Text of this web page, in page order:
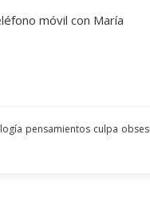
móvil con María
pensamientos culpa